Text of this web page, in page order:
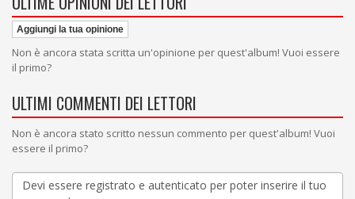
Aggiungi la tua opinione
Non è ancora stata scritta un'opinione per quest'album! Vuoi essere
il primo?
ULTIMI COMMENTI DEI LETTORI
Non è ancora stato scritto nessun commento per quest'album! Vuoi
essere il primo?